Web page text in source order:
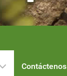
Contáctenos